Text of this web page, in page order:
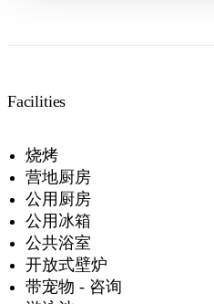
Facilities
烧烤
营地厨房
公用厨房
公用冰箱
公共浴室
开放式壁炉
带宠物 - 咨询